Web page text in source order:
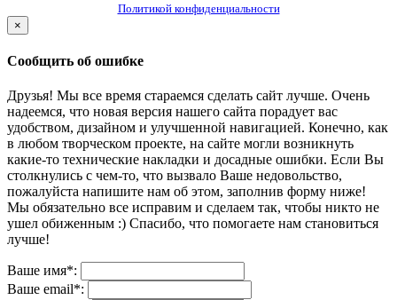
Политикой конфиденциальности
×
Сообщить об ошибке
Друзья! Мы все время стараемся сделать сайт лучше. Очень
надеемся, что новая версия нашего сайта порадует вас
удобством, дизайном и улучшенной навигацией. Конечно, как
в любом творческом проекте, на сайте могли возникнуть
какие-то технические накладки и досадные ошибки. Если Вы
столкнулись с чем-то, что вызвало Ваше недовольство,
пожалуйста напишите нам об этом, заполнив форму ниже!
Мы обязательно все исправим и сделаем так, чтобы никто не
ушел обиженным :) Спасибо, что помогаете нам становиться
лучше!
Ваше имя*:
Ваше email*: